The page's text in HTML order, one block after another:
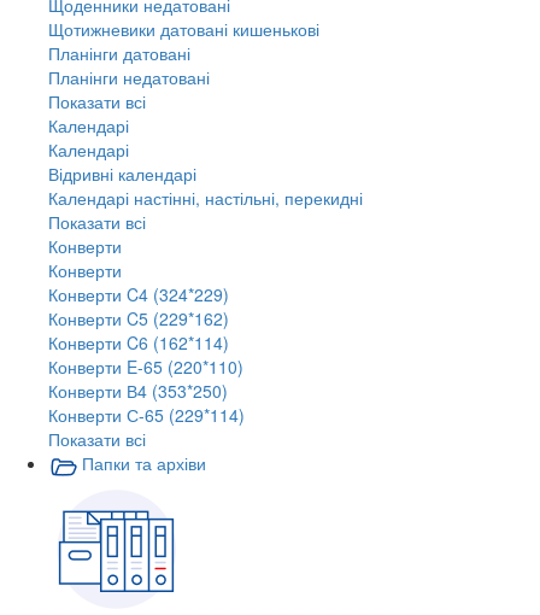
Щоденники недатовані
Щотижневики датовані кишенькові
Планінги датовані
Планінги недатовані
Показати всі
Календарі
Календарі
Відривні календарі
Календарі настінні, настільні, перекидні
Показати всі
Конверти
Конверти
Конверти C4 (324*229)
Конверти C5 (229*162)
Конверти C6 (162*114)
Конверти E-65 (220*110)
Конверти В4 (353*250)
Конверти С-65 (229*114)
Показати всі
Папки та архіви